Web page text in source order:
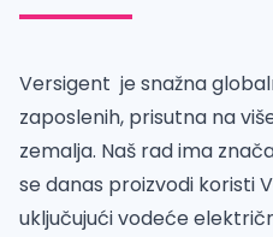
Versigent je snažna
zaposlenih, prisutna na
zemalja. Naš rad ima
se danas proizvodi koristi
uključujući vodeće